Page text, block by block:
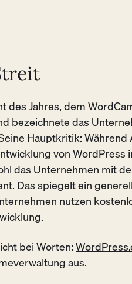
des Jahres, dem
bezeichnete das
Hauptkritik:
von WordPress
das Unternehmen mit
Das spiegelt ein
nutzen
bei Worten:
aus.